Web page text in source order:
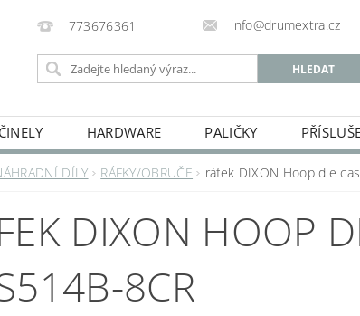
773676361 info@drumextra.cz
ČINELY HARDWARE PALIČKY
DÍLY RÁFKY/OBRUČE ráfek DIXON Hoop die
DIXON HOOP
8CR